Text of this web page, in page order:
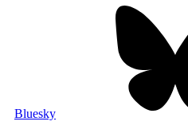
Bluesky